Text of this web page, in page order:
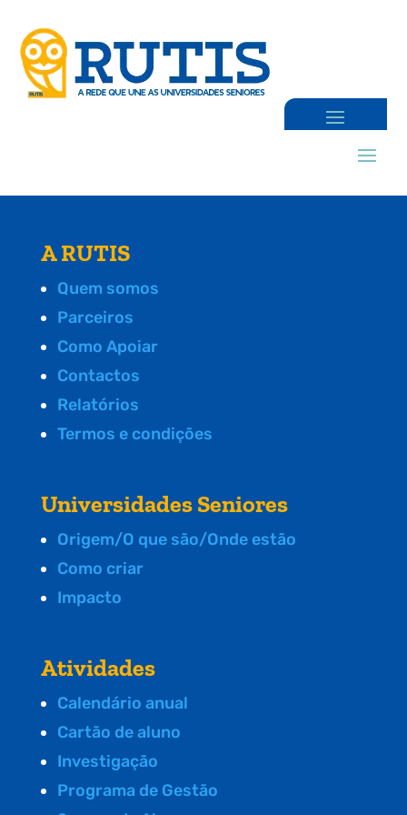
A RUTIS
Quem somos
Parceiros
Como Apoiar
Contactos
Relatórios
Termos e condições
Universidades Seniores
Origem/O que são/Onde estão
Como criar
Impacto
Atividades
Calendário anual
Cartão de aluno
Investigação
Programa de Gestão